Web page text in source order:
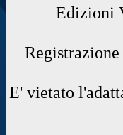
Edizioni
E' vietato